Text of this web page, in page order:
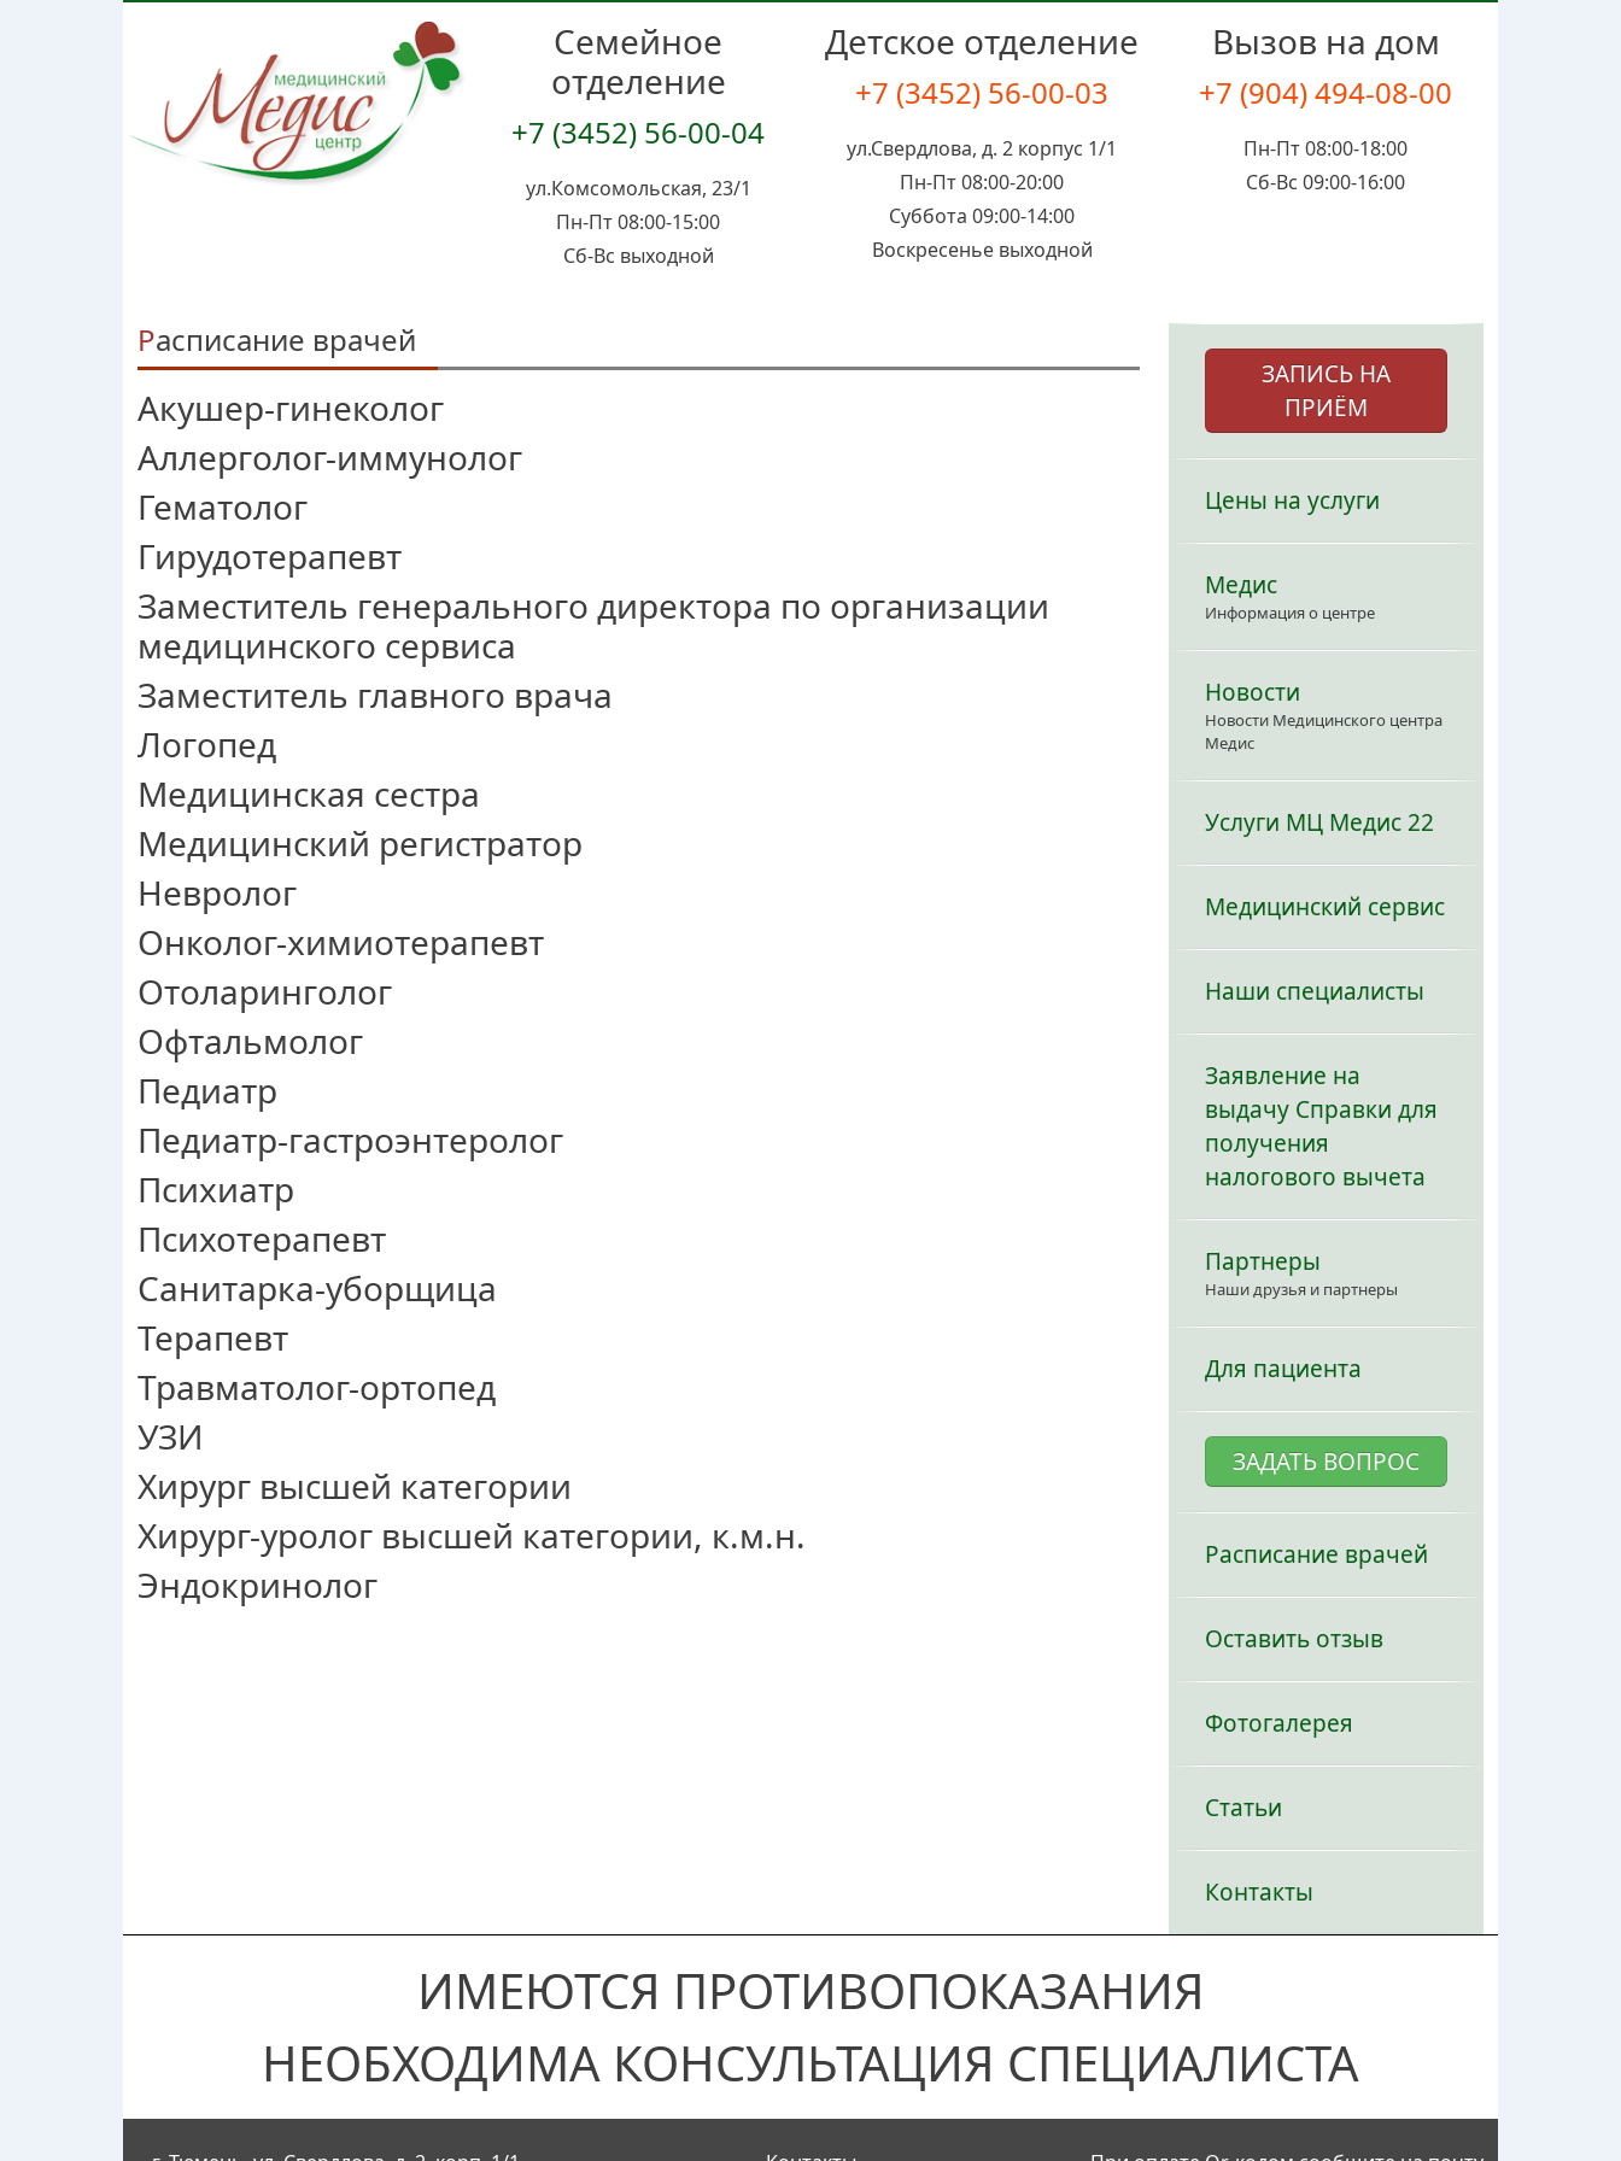
Семейное
отделение
+7 (3452) 56-00-04
ул.Комсомольская, 23/1
Пн-Пт 08:00-15:00
Сб-Вс выходной
Детское отделение
+7 (3452) 56-00-03
ул.Свердлова, д. 2 корпус 1/1
Пн-Пт 08:00-20:00
Суббота 09:00-14:00
Воскресенье выходной
Вызов на дом
+7 (904) 494-08-00
Пн-Пт 08:00-18:00
Сб-Вс 09:00-16:00
Расписание врачей
Акушер-гинеколог
Аллерголог-иммунолог
Гематолог
Гирудотерапевт
Заместитель генерального директора по организации
медицинского сервиса
Заместитель главного врача
Логопед
Медицинская сестра
Медицинский регистратор
Невролог
Онколог-химиотерапевт
Отоларинголог
Офтальмолог
Педиатр
Педиатр-гастроэнтеролог
Психиатр
Психотерапевт
Санитарка-уборщица
Терапевт
Травматолог-ортопед
УЗИ
Хирург высшей категории
Хирург-уролог высшей категории, к.м.н.
Эндокринолог
ЗАПИСЬ НА
ПРИЁМ
Цены на услуги
Медис
Информация о центре
Новости
Новости Медицинского центра
Медис
Услуги МЦ Медис 22
Медицинский сервис
Наши специалисты
Заявление на
выдачу Справки для
получения
налогового вычета
Партнеры
Наши друзья и партнеры
Для пациента
ЗАДАТЬ ВОПРОС
Расписание врачей
Оставить отзыв
Фотогалерея
Статьи
Контакты
ИМЕЮТСЯ ПРОТИВОПОКАЗАНИЯ
НЕОБХОДИМА КОНСУЛЬТАЦИЯ СПЕЦИАЛИСТА